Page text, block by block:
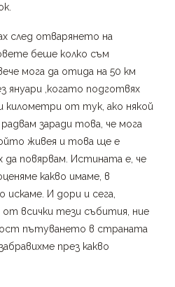
след отварянето на
беше колко съм
мога да отида на 50 км
януари ,когато подготвях
километри от тук, ако някой
заради това, че мога
живея и това ще е
да повярвам. Истината е, че
какво имаме, в
И дори и сега,
от всички тези събития, ние
пътуването в страната
през какво